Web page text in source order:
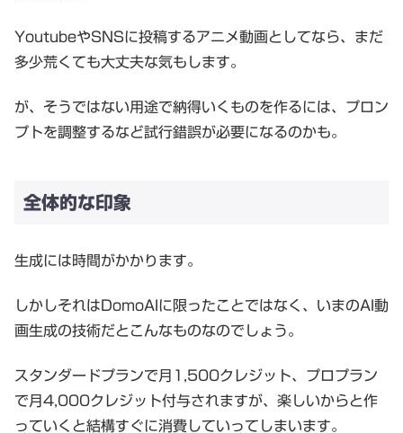
YoutubeやSNSに投稿するアニメ動画としてなら、まだ
多少荒くても大丈夫な気もします。
が、そうではない用途で納得いくものを作るには、プロン
プトを調整するなど試行錯誤が必要になるのかも。
全体的な印象
生成には時間がかかります。
しかしそれはDomoAIに限ったことではなく、いまのAI動
画生成の技術だとこんなものなのでしょう。
スタンダードプランで月1,500クレジット、プロプラン
で月4,000クレジット付与されますが、楽しいからと作
っていくと結構すぐに消費していってしまいます。